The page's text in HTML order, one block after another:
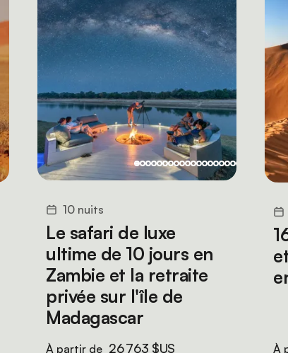
10 nuits
Le safari de luxe
ultime de 10 jours en
Zambie et la retraite
privée sur l'île de
Madagascar
À partir de 26 763 $US À